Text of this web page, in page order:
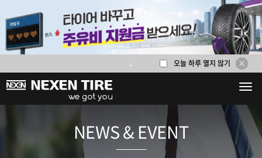
5
오늘 하루 열지 않기